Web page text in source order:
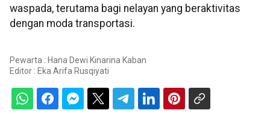
waspada, terutama bagi nelayan yang beraktivitas
dengan moda transportasi.
Pewarta : Hana Dewi Kinarina Kaban
Editor : Eka Arifa Rusqiyati